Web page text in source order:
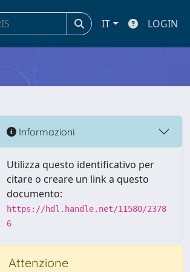
IT LOGIN
Informazioni
Utilizza questo identificativo per
citare o creare un link a questo
documento:
https://hdl.handle.net/11580/2378
6
Attenzione